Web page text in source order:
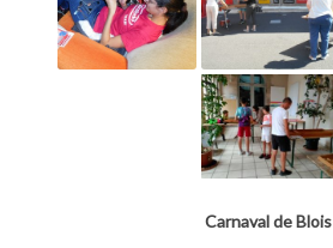
Carnaval de Blois